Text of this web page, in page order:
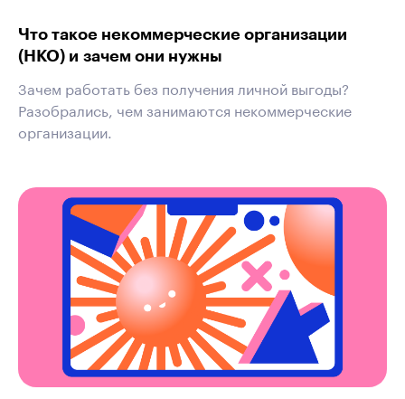
Что такое некоммерческие организации
(НКО) и зачем они нужны
Зачем работать без получения личной выгоды?
Разобрались, чем занимаются некоммерческие
организации.